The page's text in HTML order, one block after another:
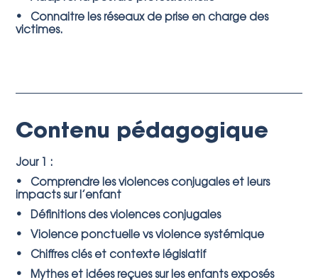
• Connaitre les réseaux de prise en charge des
victimes.
Contenu pédagogique
Jour 1 :
• Comprendre les violences conjugales et leurs
impacts sur l’enfant
• Définitions des violences conjugales
• Violence ponctuelle vs violence systémique
• Chiffres clés et contexte législatif
• Mythes et idées reçues sur les enfants exposés